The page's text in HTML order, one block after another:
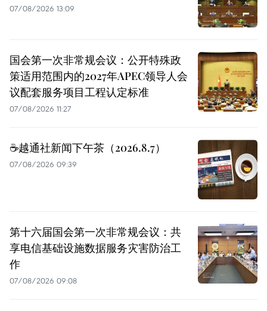
07/08/2026 13:09
国会第一次非常规会议：公开特殊政
策适用范围内的2027年APEC领导人会
议配套服务项目工程认定标准
07/08/2026 11:27
☕️越通社新闻下午茶（2026.8.7）
07/08/2026 09:39
第十六届国会第一次非常规会议：共
享电信基础设施数据服务灾害防治工
作
07/08/2026 09:08